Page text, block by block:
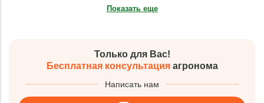
Показать еще
Только для Вас!
Бесплатная консультацияагронома
Написать нам